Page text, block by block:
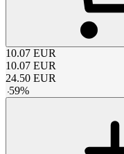
10.07 EUR
10.07 EUR
24.50 EUR
-59%